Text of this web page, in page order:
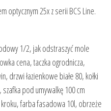
optycznym 25x z serii BCS Line.
1/2, jak odstraszyć mole
cena, taczka ogrodnicza,
drzwi łazienkowe białe 80, kołki
pod umywalkę 100 cm
farba fasadowa 10l, obrzeże